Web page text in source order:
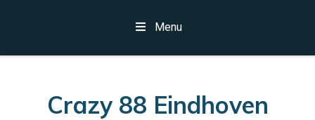
Menu
Crazy 88 Eindhoven